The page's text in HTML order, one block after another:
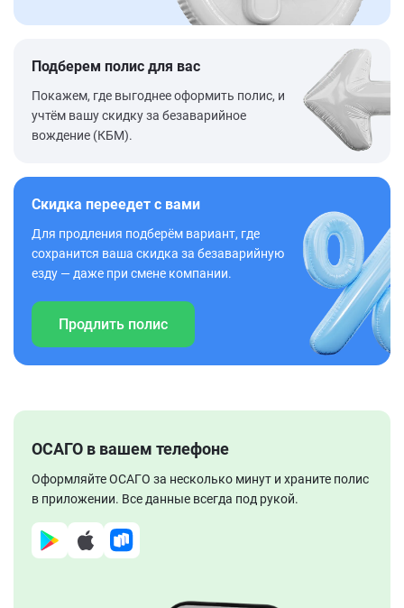
Подберем полис для вас
Покажем, где выгоднее оформить полис, и
учтём вашу скидку за безаварийное
вождение (КБМ).
Скидка переедет с вами
Для продления подберём вариант, где
сохранится ваша скидка за безаварийную
езду — даже при смене компании.
Продлить полис
ОСАГО в вашем телефоне
Оформляйте ОСАГО за несколько минут и храните полис
в приложении. Все данные всегда под рукой.